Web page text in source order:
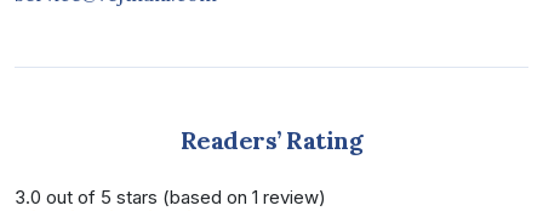
Readers’ Rating
3.0 out of 5 stars (based on 1 review)